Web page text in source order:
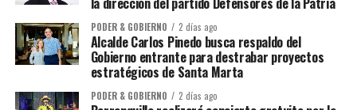
PODER & GOBIERNO 2 días ago
Alcalde Carlos Pinedo busca respaldo del
Gobierno entrante para destrabar proyectos
estratégicos de Santa Marta
PODER & GOBIERNO 2 días ago